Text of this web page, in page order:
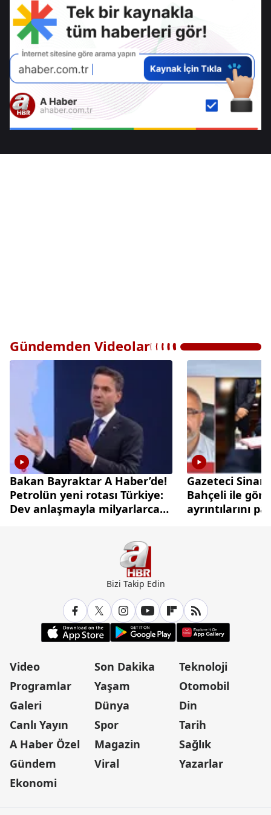
Gündemden Videolar
Bakan Bayraktar A Haber’de!
Petrolün yeni rotası Türkiye:
Dev anlaşmayla milyarlarca
Gazeteci
Bahçeli ile
ayrıntılarını
Bizi Takip Edin
Video
Programlar
Galeri
Canlı Yayın
A Haber Özel
Gündem
Ekonomi
Son Dakika
Yaşam
Dünya
Spor
Magazin
Viral
Teknoloji
Otomobil
Din
Tarih
Sağlık
Yazarlar